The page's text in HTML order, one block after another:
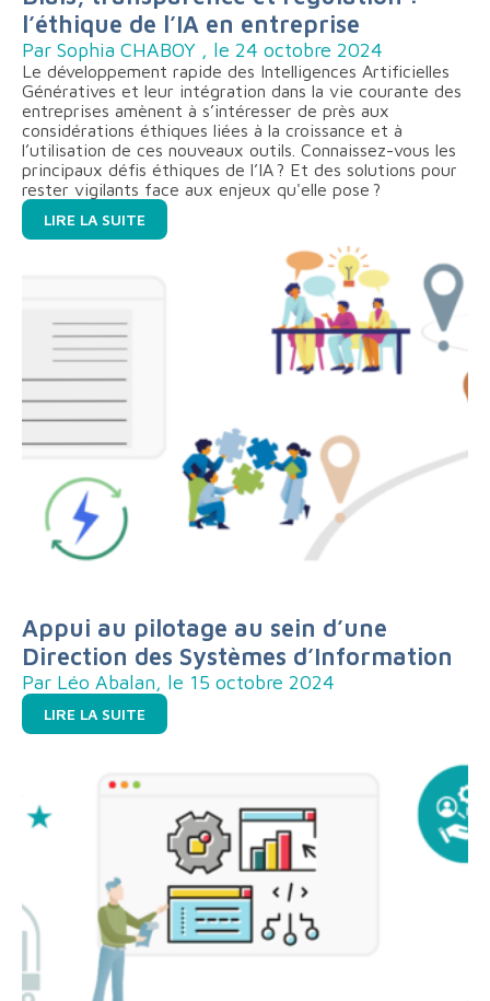
l’éthique de l’IA en entreprise
Par Sophia CHABOY , le 24 octobre 2024
Le développement rapide des Intelligences Artificielles
Génératives et leur intégration dans la vie courante des
entreprises amènent à s’intéresser de près aux
considérations éthiques liées à la croissance et à
l’utilisation de ces nouveaux outils. Connaissez-vous les
principaux défis éthiques de l’IA ? Et des solutions pour
rester vigilants face aux enjeux qu'elle pose ?
LIRE LA SUITE
Appui au pilotage au sein d’une
Direction des Systèmes d’Information
Par Léo Abalan, le 15 octobre 2024
LIRE LA SUITE